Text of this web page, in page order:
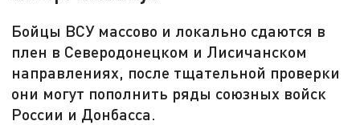
Бойцы ВСУ массово и локально сдаются в
плен в Северодонецком и Лисичанском
направлениях, после тщательной проверки
они могут пополнить ряды союзных войск
России и Донбасса.